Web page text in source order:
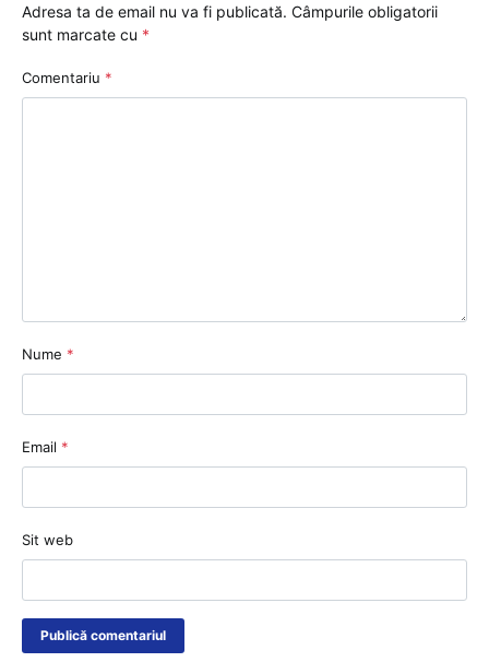
Adresa ta de email nu va fi publicată. Câmpurile obligatorii
sunt marcate cu *
Comentariu *
Nume *
Email *
Sit web